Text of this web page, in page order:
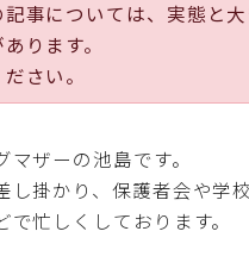
記事については、実態と
ります。
さい。
マザーの池島です。
し掛かり、保護者会や学
で忙しくしております。